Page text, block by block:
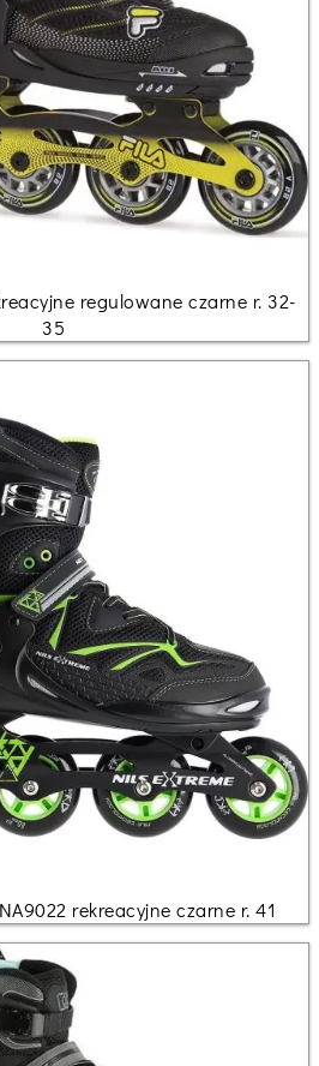
regulowane czarne r. 32-
35
rekreacyjne czarne r. 41